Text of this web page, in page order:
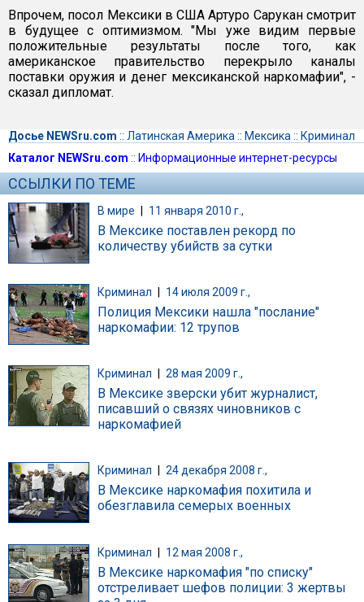
Впрочем, посол Мексики в США Артуро Сарукан смотрит
в будущее с оптимизмом. "Мы уже видим первые
положительные результаты после того, как
американское правительство перекрыло каналы
поставки оружия и денег мексиканской наркомафии", -
сказал дипломат.
Досье NEWSru.com :: Латинская Америка :: Мексика :: Криминал
Каталог NEWSru.com :: Информационные интернет-ресурсы
ССЫЛКИ ПО ТЕМЕ
В мире | 11 января 2010 г.,
В Мексике поставлен рекорд по
количеству убийств за сутки
Криминал 14 июля 2009 г.,
Полиция Мексики нашла "послание"
наркомафии: 12 трупов
Криминал 28 мая 2009 г.,
В Мексике зверски убит журналист,
писавший о связях чиновников с
наркомафией
Криминал 24 декабря 2008 г.,
В Мексике наркомафия похитила и
обезглавила семерых военных
Криминал | 12 мая 2008 г.,
В Мексике наркомафия "по списку"
отстреливает шефов полиции: 3 жертвы